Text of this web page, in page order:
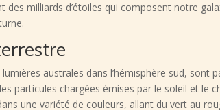
milliards d’étoiles qui composent notre
australes dans l’hémisphère sud, sont
particules chargées émises par le soleil et le
une variété de couleurs, allant du vert au